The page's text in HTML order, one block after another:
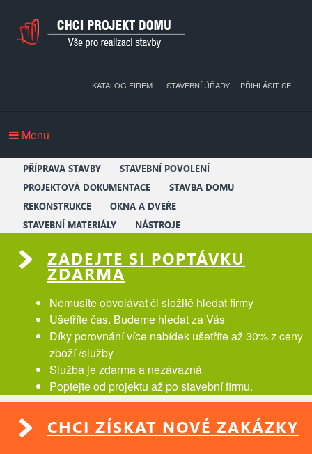
PŘIHLÁSIT SE
KATALOG FIREM STAVEBNÍ ÚŘADY
Menu
PŘÍPRAVA STAVBY
STAVEBNÍ POVOLENÍ
PROJEKTOVÁ DOKUMENTACE
STAVBA DOMU
REKONSTRUKCE
OKNA A DVEŘE
STAVEBNÍ MATERIÁLY
NÁSTROJE
ZADEJTE SI POPTÁVKU
ZDARMA
Nemusíte obvolávat či složitě hledat firmy
Ušetříte čas. Budeme hledat za Vás
Díky porovnání více nabídek ušetříte až 30% z ceny
zboží /služby
Služba je zdarma a nezávazná
Poptejte od projektu až po stavební firmu.
CHCI ZÍSKAT NOVÉ ZAKÁZKY